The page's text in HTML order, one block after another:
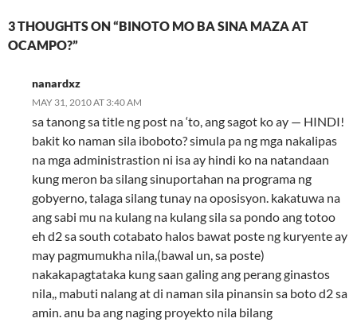
3 THOUGHTS ON “BINOTO MO BA SINA MAZA AT
OCAMPO?”
nanardxz
MAY 31, 2010 AT 3:40 AM
sa tanong sa title ng post na ‘to, ang sagot ko ay — HINDI!
bakit ko naman sila iboboto? simula pa ng mga nakalipas
na mga administrastion ni isa ay hindi ko na natandaan
kung meron ba silang sinuportahan na programa ng
gobyerno, talaga silang tunay na oposisyon. kakatuwa na
ang sabi mu na kulang na kulang sila sa pondo ang totoo
eh d2 sa south cotabato halos bawat poste ng kuryente ay
may pagmumukha nila,(bawal un, sa poste)
nakakapagtataka kung saan galing ang perang ginastos
nila,, mabuti nalang at di naman sila pinansin sa boto d2 sa
amin. anu ba ang naging proyekto nila bilang